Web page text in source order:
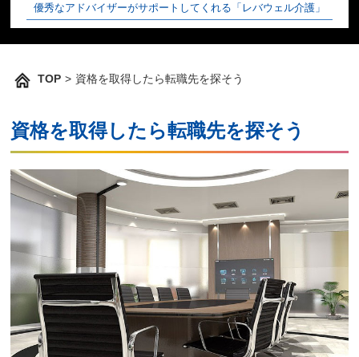
優秀なアドバイザーがサポートしてくれる「レバウェル介護」
TOP > 資格を取得したら転職先を探そう
資格を取得したら転職先を探そう